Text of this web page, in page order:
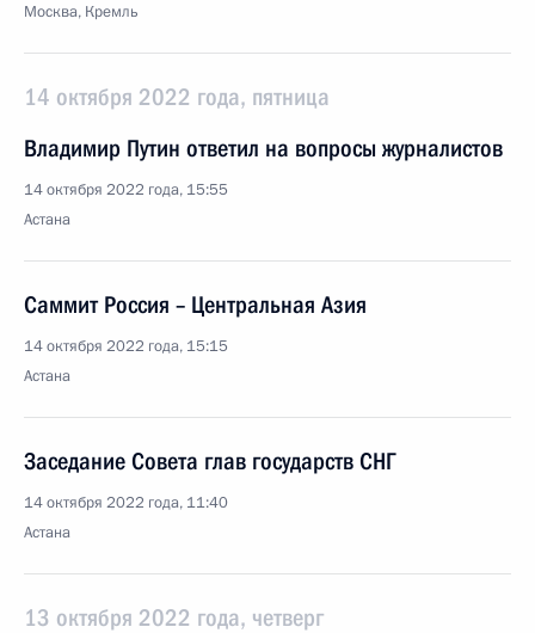
Москва, Кремль
14 октября 2022 года, пятница
Владимир Путин ответил на вопросы журналистов
14 октября 2022 года, 15:55
Астана
Саммит Россия – Центральная Азия
14 октября 2022 года, 15:15
Астана
Заседание Совета глав государств СНГ
14 октября 2022 года, 11:40
Астана
13 октября 2022 года, четверг